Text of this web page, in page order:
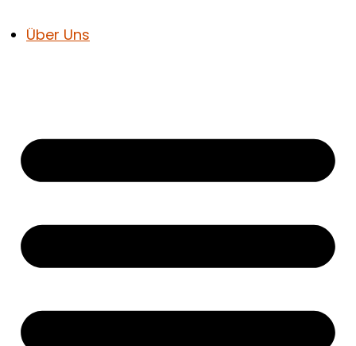
Über Uns